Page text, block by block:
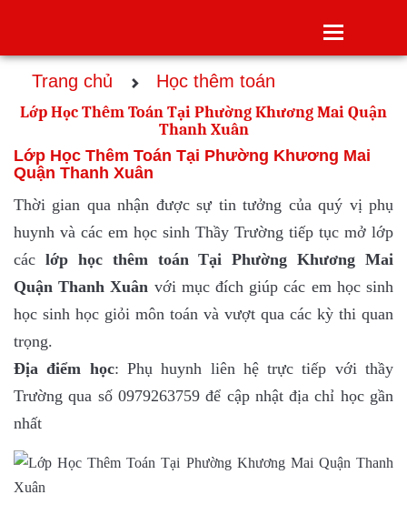
Toggle
Trang chủ
Học thêm toán
Lớp Học Thêm Toán Tại Phường Khương Mai Quận
Thanh Xuân
Lớp Học Thêm Toán Tại Phường Khương Mai
Quận Thanh Xuân
Thời gian qua nhận được sự tin tưởng của quý vị phụ
huynh và các em học sinh Thầy Trường tiếp tục mở lớp
các lớp học thêm toán Tại Phường Khương Mai
Quận Thanh Xuân với mục đích giúp các em học sinh
học sinh học giỏi môn toán và vượt qua các kỳ thi quan
trọng.
Địa điểm học: Phụ huynh liên hệ trực tiếp với thầy
Trường qua số 0979263759 để cập nhật địa chỉ học gần
nhất